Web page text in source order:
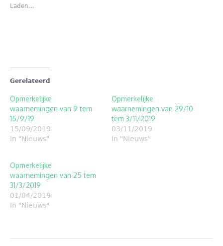
in
Laden...
Gerelateerd
Opmerkelijke
waarnemingen van 9 tem
15/9/19
15/09/2019
In "Nieuws"
Opmerkelijke
waarnemingen van 29/10
tem 3/11/2019
03/11/2019
In "Nieuws"
Opmerkelijke
waarnemingen van 25 tem
31/3/2019
01/04/2019
In "Nieuws"